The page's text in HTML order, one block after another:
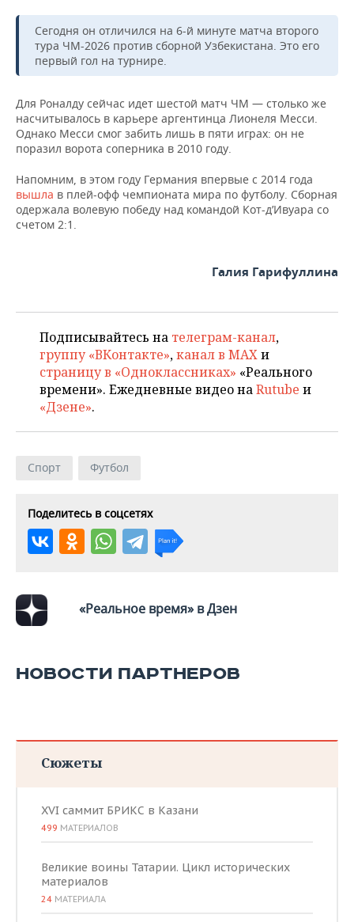
ВОЛЕЙБОЛ
КИБЕРСПОРТ
ВОДНЫЕ ВИДЫ СПОРТА
ИСТОРИЯ
КУЛЬТУРА
ОБРАЗОВАНИЕ
СПИСОК ПЕРСОН
СПИСОК КОМПАНИЙ
ПОЛНАЯ ВЕРСИЯ
Сегодня он отличился на 6-й минуте матча второго
тура ЧМ-2026 против сборной Узбекистана. Это его
первый гол на турнире.
Для Роналду сейчас идет шестой матч ЧМ — столько же
насчитывалось в карьере аргентинца Лионеля Месси.
Однако Месси смог забить лишь в пяти играх: он не
поразил ворота соперника в 2010 году.
Напомним, в этом году Германия впервые с 2014 года
вышла в плей-офф чемпионата мира по футболу. Сборная
одержала волевую победу над командой Кот-д’Ивуара со
счетом 2:1.
Галия Гарифуллина
Подписывайтесь на телеграм-канал,
группу «ВКонтакте»,канал в MAXи
страницу в «Одноклассниках» «Реального
времени». Ежедневные видео наRutube и
«Дзене».
Спорт Футбол
Поделитесь в соцсетях
«Реальное время» в Дзен
НОВОСТИ ПАРТНЕРОВ
Сюжеты
XVI саммит БРИКС в Казани
499 МАТЕРИАЛОВ
Великие воины Татарии. Цикл исторических
материалов
24 МАТЕРИАЛА